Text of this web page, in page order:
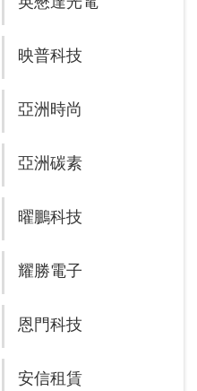
映普科技
亞洲時尚
亞洲碳素
曜鵬科技
耀勝電子
恩門科技
安信租賃